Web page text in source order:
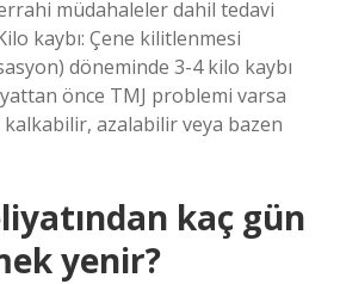
müdahaleler dahil tedavi
kaybı: Çene kilitlenmesi
döneminde 3-4 kilo kaybı
önce TMJ problemi varsa
azalabilir veya bazen
kaç gün
yenir?